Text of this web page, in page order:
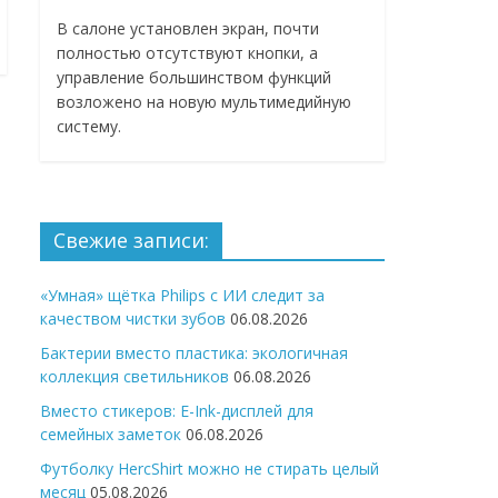
В салоне установлен экран, почти
полностью отсутствуют кнопки, а
управление большинством функций
возложено на новую мультимедийную
систему.
Свежие записи:
«Умная» щётка Philips с ИИ следит за
качеством чистки зубов 06.08.2026
Бактерии вместо пластика: экологичная
коллекция светильников 06.08.2026
Вместо стикеров: E-Ink-дисплей для
семейных заметок 06.08.2026
Футболку HercShirt можно не стирать целый
месяц 05.08.2026